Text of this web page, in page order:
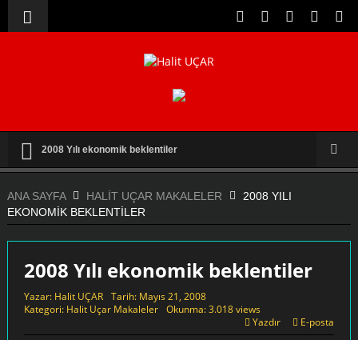
2008 Yılı ekonomik beklentiler
ANA SAYFA HALIT UÇAR MAKALELER
2008 YILI
EKONOMIK BEKLENTILER
2008 Yılı ekonomik beklentiler
Yazar: Halit UÇAR Tarih: Mayıs 21, 2008
Kategori: Halit Uçar Makaleler Okunma: 3.018 views
Yazdır
E-posta